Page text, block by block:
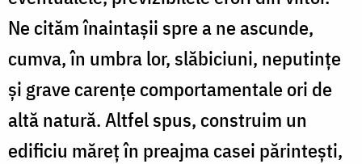
Ne cităm înaintașii spre a ne ascunde,
cumva, în umbra lor, slăbiciuni, neputințe
și grave carențe comportamentale ori de
altă natură. Altfel spus, construim un
edificiu măreț în preajma casei părintești,